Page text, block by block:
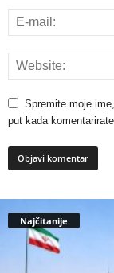
Spremite moje
put kada
Najčitanije